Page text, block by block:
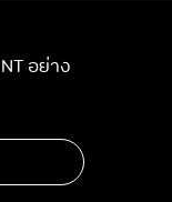
อย่าง